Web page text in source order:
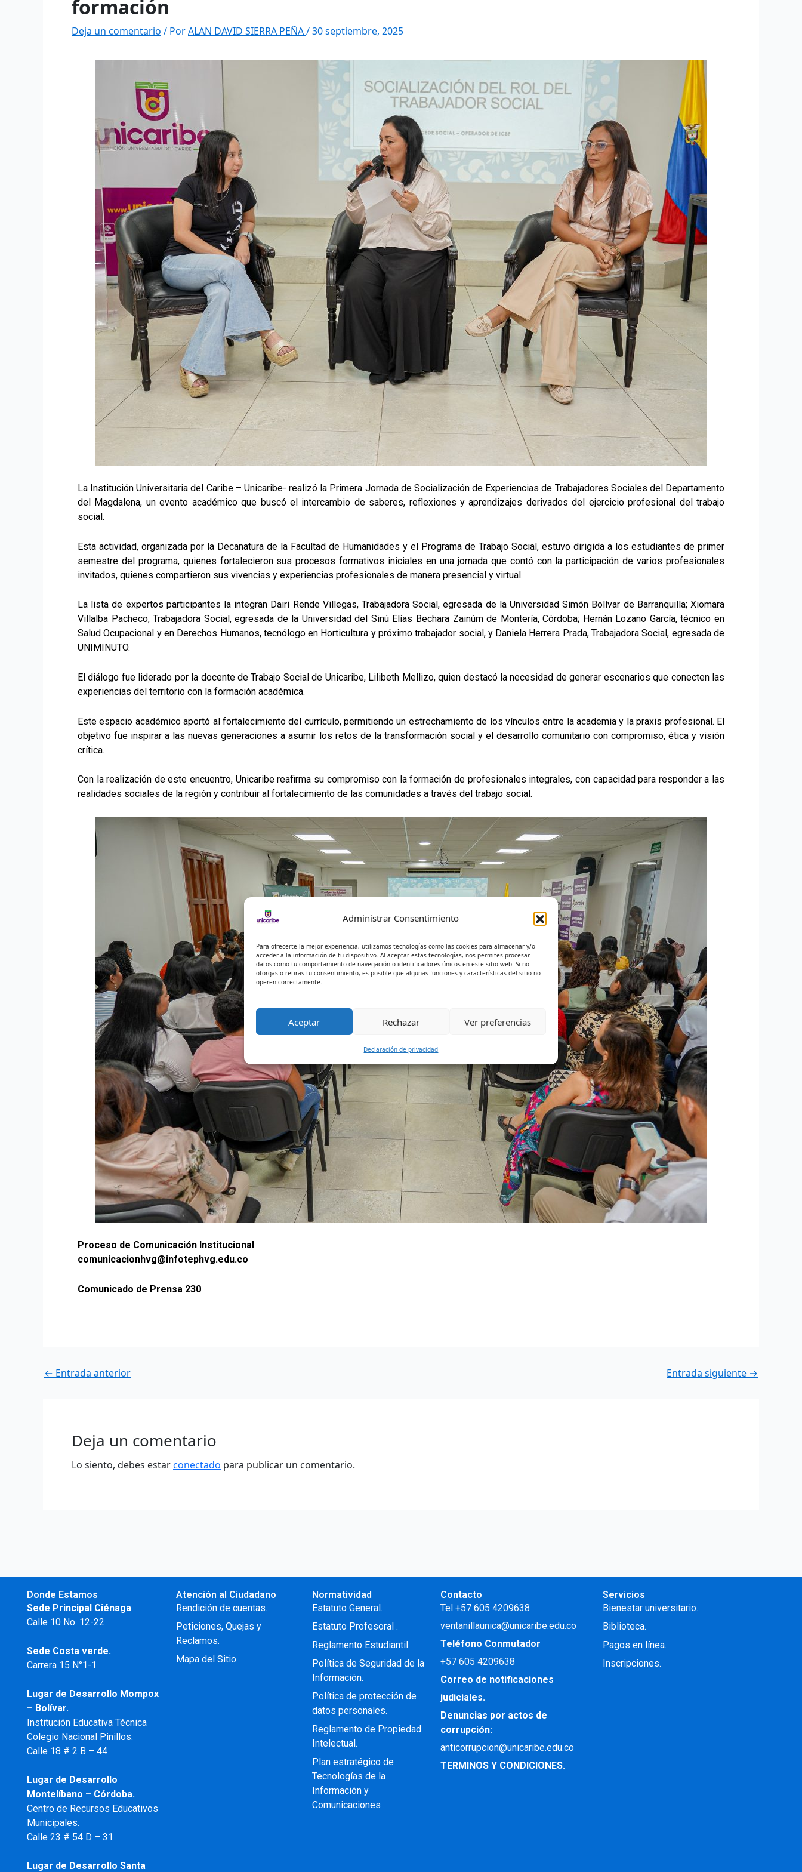
Administrar Consentimiento
Para ofrecerte la mejor experiencia, utilizamos tecnologías como las cookies para almacenar y/o
acceder a la información de tu dispositivo. Al aceptar estas tecnologías, nos permites procesar
datos como tu comportamiento de navegación o identificadores únicos en este sitio web. Si no
otorgas o retiras tu consentimiento, es posible que algunas funciones y características del sitio no
operen correctamente.
Aceptar Rechazar Ver preferencias
Declaración de privacidad
formación
Deja un comentario / PorALAN DAVID SIERRA PEÑA/30 septiembre, 2025
La Institución Universitaria del Caribe – Unicaribe- realizó la Primera Jornada de Socialización de Experiencias de Trabajadores Sociales del Departamento
del Magdalena, un evento académico que buscó el intercambio de saberes, reflexiones y aprendizajes derivados del ejercicio profesional del trabajo
social.
Esta actividad, organizada por la Decanatura de la Facultad de Humanidades y el Programa de Trabajo Social, estuvo dirigida a los estudiantes de primer
semestre del programa, quienes fortalecieron sus procesos formativos iniciales en una jornada que contó con la participación de varios profesionales
invitados, quienes compartieron sus vivencias y experiencias profesionales de manera presencial y virtual.
La lista de expertos participantes la integran Dairi Rende Villegas, Trabajadora Social, egresada de la Universidad Simón Bolívar de Barranquilla; Xiomara
Villalba Pacheco, Trabajadora Social, egresada de la Universidad del Sinú Elías Bechara Zainúm de Montería, Córdoba; Hernán Lozano García, técnico en
Salud Ocupacional y en Derechos Humanos, tecnólogo en Horticultura y próximo trabajador social, y Daniela Herrera Prada, Trabajadora Social, egresada de
UNIMINUTO.
El diálogo fue liderado por la docente de Trabajo Social de Unicaribe, Lilibeth Mellizo, quien destacó la necesidad de generar escenarios que conecten las
experiencias del territorio con la formación académica.
Este espacio académico aportó al fortalecimiento del currículo, permitiendo un estrechamiento de los vínculos entre la academia y la praxis profesional. El
objetivo fue inspirar a las nuevas generaciones a asumir los retos de la transformación social y el desarrollo comunitario con compromiso, ética y visión
crítica.
Con la realización de este encuentro, Unicaribe reafirma su compromiso con la formación de profesionales integrales, con capacidad para responder a las
realidades sociales de la región y contribuir al fortalecimiento de las comunidades a través del trabajo social.
Proceso de Comunicación Institucional
comunicacionhvg@infotephvg.edu.co
Comunicado de Prensa 230
← Entrada anterior Entrada siguiente →
Deja un comentario
Lo siento, debes estarconectado para publicar un comentario.
Donde Estamos
Sede Principal Ciénaga
Calle 10 No. 12-22
Sede Costa verde.
Carrera 15 N°1-1
Lugar de Desarrollo Mompox
– Bolívar.
Institución Educativa Técnica
Colegio Nacional Pinillos.
Calle 18 # 2 B – 44
Lugar de Desarrollo
Montelíbano – Córdoba.
Centro de Recursos Educativos
Municipales.
Calle 23 # 54 D – 31
Lugar de Desarrollo Santa
Atención al Ciudadano
Rendición de cuentas.
Peticiones, Quejas y
Reclamos.
Mapa del Sitio.
Normatividad
Estatuto General.
Estatuto Profesoral .
Reglamento Estudiantil.
Política de Seguridad de la
Información.
Política de protección de
datos personales.
Reglamento de Propiedad
Intelectual.
Plan estratégico de
Tecnologías de la
Información y
Comunicaciones .
Contacto
Tel +57 605 4209638
ventanillaunica@unicaribe.edu.co
Teléfono Conmutador
+57605 4209638
Correo de notificaciones
judiciales.
Denuncias por actos de
corrupción:
anticorrupcion@unicaribe.edu.co
TERMINOS Y CONDICIONES.
Servicios
Bienestar universitario.
Biblioteca.
Pagos en línea.
Inscripciones.